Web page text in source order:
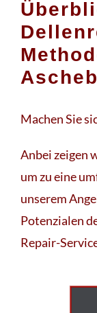
Machen Sie
Anbei zeigen
um zu eine
unserem
Potenzialen
Repair-